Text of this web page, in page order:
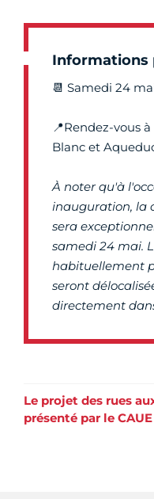
Informations
📆 Samedi 24
📍Rendez-vous
Blanc et
À noter qu'à
inauguration, la
sera
samedi 24 mai.
habituellement
seront
directement
Le projet des rues
présenté par le